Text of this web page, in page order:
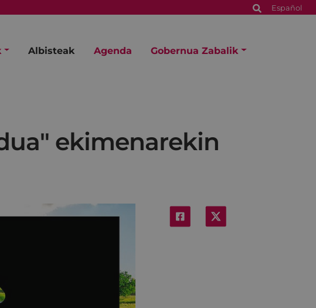
Español
Albisteak Agenda Gobernua Zabalik
ekimenarekin